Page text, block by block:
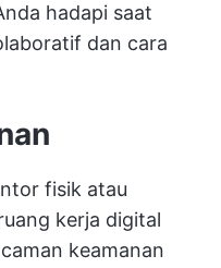
hadapi saat
dan cara
fisik atau
kerja digital
keamanan